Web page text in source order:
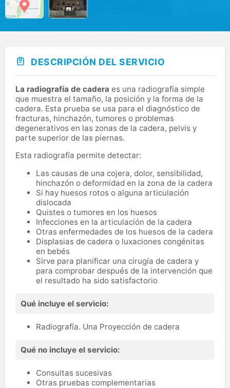
DESCRIPCIÓN DEL SERVICIO
La radiografía de cadera es una radiografía simple
que muestra el tamaño, la posición y la forma de la
cadera. Esta prueba se usa para el diagnóstico de
fracturas, hinchazón, tumores o problemas
degenerativos en las zonas de la cadera, pelvis y
parte superior de las piernas.
Esta radiografía permite detectar:
Las causas de una cojera, dolor, sensibilidad,
hinchazón o deformidad en la zona de la cadera
Si hay huesos rotos o alguna articulación
dislocada
Quistes o tumores en los huesos
Infecciones en la articulación de la cadera
Otras enfermedades de los huesos de la cadera
Displasias de cadera o luxaciones congénitas
en bebés
Sirve para planificar una cirugía de cadera y
para comprobar después de la intervención que
el resultado ha sido satisfactorio
Qué incluye el servicio:
Radiografía. Una Proyección de cadera
Qué no incluye el servicio:
Consultas sucesivas
Otras pruebas complementarias